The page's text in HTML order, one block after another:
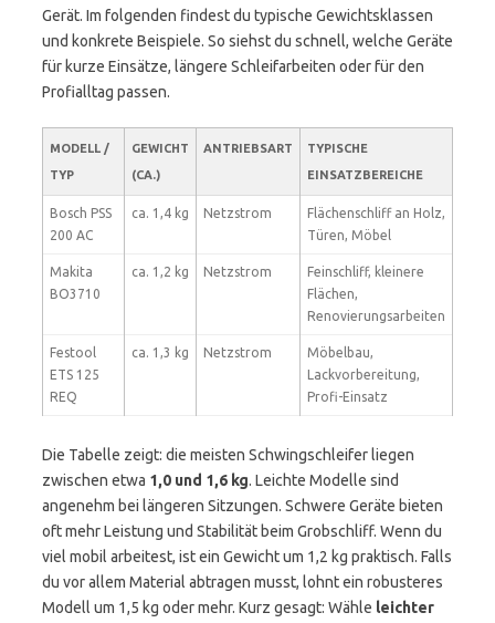
Gerät. Im folgenden findest du typische Gewichtsklassen
und konkrete Beispiele. So siehst du schnell, welche Geräte
für kurze Einsätze, längere Schleifarbeiten oder für den
Profialltag passen.
MODELL /
TYP
GEWICHT
(CA.)
ANTRIEBSART
TYPISCHE
EINSATZBEREICHE
Bosch PSS
200 AC
ca. 1,4 kg Netzstrom
Flächenschliff an Holz,
Türen, Möbel
Makita
BO3710
ca. 1,2 kg Netzstrom
Feinschliff, kleinere
Flächen,
Renovierungsarbeiten
Festool
ETS 125
REQ
ca. 1,3 kg Netzstrom
Möbelbau,
Lackvorbereitung,
Profi-Einsatz
Die Tabelle zeigt: die meisten Schwingschleifer liegen
zwischen etwa 1,0 und 1,6 kg. Leichte Modelle sind
angenehm bei längeren Sitzungen. Schwere Geräte bieten
oft mehr Leistung und Stabilität beim Grobschliff. Wenn du
viel mobil arbeitest, ist ein Gewicht um 1,2 kg praktisch. Falls
du vor allem Material abtragen musst, lohnt ein robusteres
Modell um 1,5 kg oder mehr. Kurz gesagt: Wähle leichter